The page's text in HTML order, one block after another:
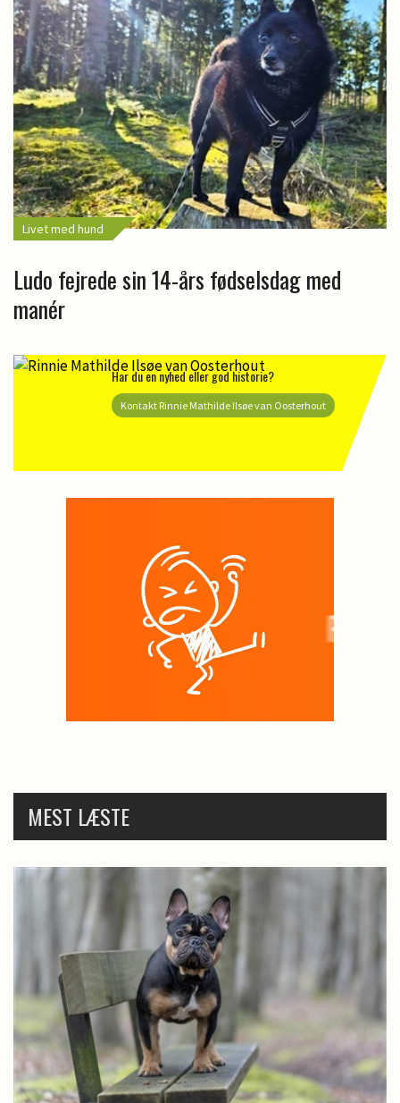
Livet med hund
Ludo fejrede sin 14-års fødselsdag med
manér
Har du en nyhed eller god historie?
Kontakt Rinnie Mathilde Ilsøe van Oosterhout
MEST LÆSTE